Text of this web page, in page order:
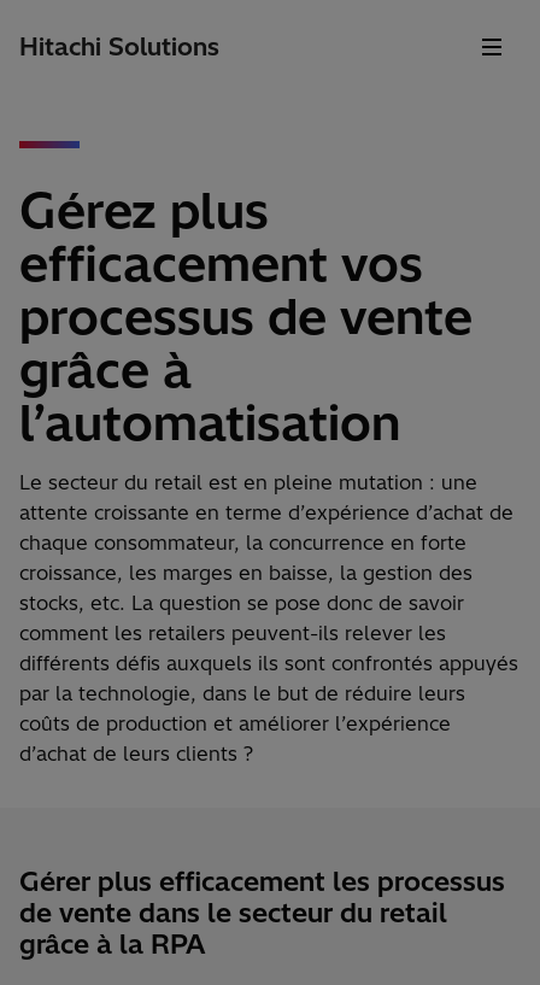
Hitachi Solutions
Gérez plus
efficacement vos
processus de vente
grâce à
l’automatisation
Le secteur du retail est en pleine mutation : une
attente croissante en terme d’expérience d’achat de
chaque consommateur, la concurrence en forte
croissance, les marges en baisse, la gestion des
stocks, etc. La question se pose donc de savoir
comment les retailers peuvent-ils relever les
différents défis auxquels ils sont confrontés appuyés
par la technologie, dans le but de réduire leurs
coûts de production et améliorer l’expérience
d’achat de leurs clients ?
Gérer plus efficacement les processus
de vente dans le secteur du retail
grâce à la RPA